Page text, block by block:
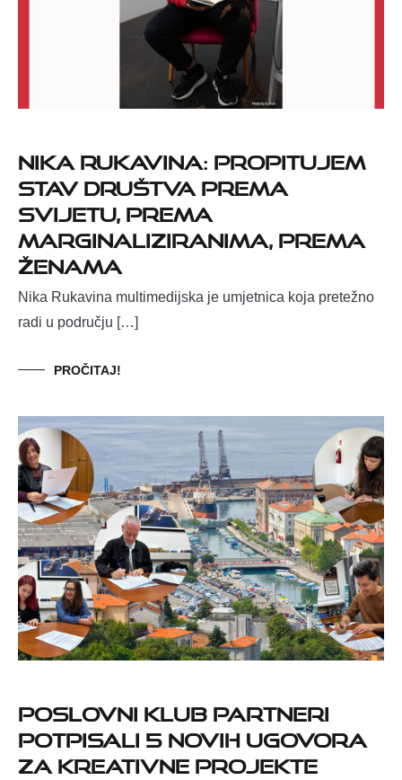
Nika Rukavina: Propitujem
stav društva prema
svijetu, prema
marginaliziranima, prema
ženama
Nika Rukavina multimedijska je umjetnica koja pretežno
radi u području […]
PROČITAJ!
Poslovni klub PartneRI
potpisali 5 novih ugovora
za kreativne projekte